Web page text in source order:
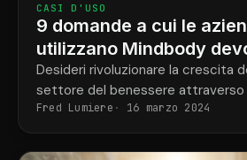
CASI D'USO
9 domande a cui le
utilizzano Mindbody
rispondere per
crescita
Desideri rivoluzionare la crescita
settore del benessere attraverso
Fred Lumiere 16 marzo 2024